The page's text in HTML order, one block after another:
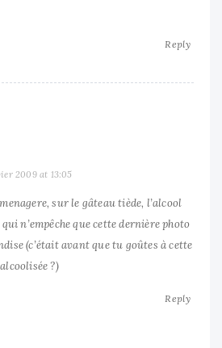
Reply
2009 at 13:05
sur le gâteau tiède, l’alcool
n’empêche que cette dernière photo
(c’était avant que tu goûtes à cette
?)
Reply